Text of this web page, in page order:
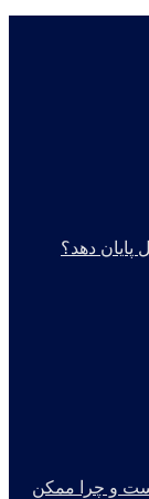
پایان دهد؟
و چرا ممکن